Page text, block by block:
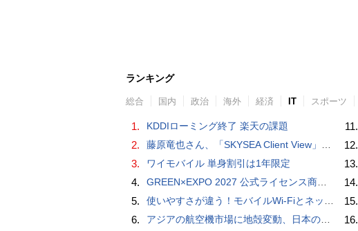
ランキング
総合 国内 政治 海外 経済 IT スポーツ
1. KDDIローミング終了 楽天の課題
2. 藤原竜也さん、「SKYSEA Client View」新CMで「AI労務改善」をアピール 働き方をAIが分析したら「すぐに休んで」と言われる？
3. ワイモバイル 単身割引は1年限定
4. GREEN×EXPO 2027 公式ライセンス商品！初の「トゥンクトゥンク」公式LINEスタンプ、販売開始
5. 使いやすさが違う！モバイルWi-FiとネットHDD【PC-DIY 秋の陣】
6. アジアの航空機市場に地殻変動、日本のサプライヤーに影響も
11.
12.
13.
14.
15.
16.